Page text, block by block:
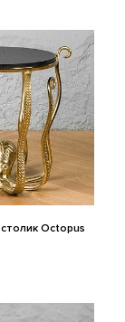
Octopus